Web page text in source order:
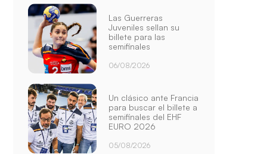
Las Guerreras
Juveniles sellan su
billete para las
semifinales
06/08/2026
Un clásico ante Francia
para buscar el billete a
semifinales del EHF
EURO 2026
05/08/2026